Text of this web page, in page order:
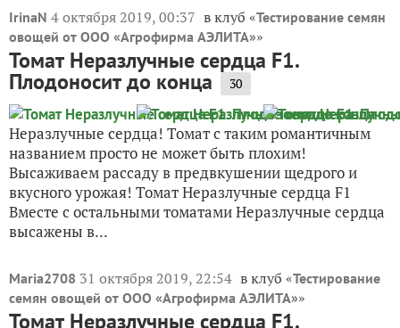
IrinaN 4 октября 2019, 00:37 в клуб «Тестирование семян
овощей от ООО «Агрофирма АЭЛИТА»»
Томат Неразлучные сердца F1.
Плодоносит до конца 30
Неразлучные сердца! Томат с таким романтичным
названием просто не может быть плохим!
Высаживаем рассаду в предвкушении щедрого и
вкусного урожая! Томат Неразлучные сердца F1
Вместе с остальными томатами Неразлучные сердца
высажены в...
Maria2708 31 октября 2019, 22:54 в клуб «Тестирование
семян овощей от ООО «Агрофирма АЭЛИТА»»
Томат Неразлучные сердца F1.